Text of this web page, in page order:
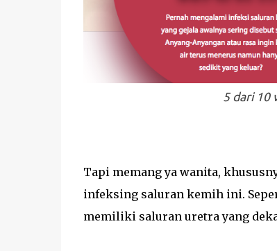
5 dari 10
Tapi memang ya wanita,
infeksing saluran kemih ini.
memiliki saluran uretra yang